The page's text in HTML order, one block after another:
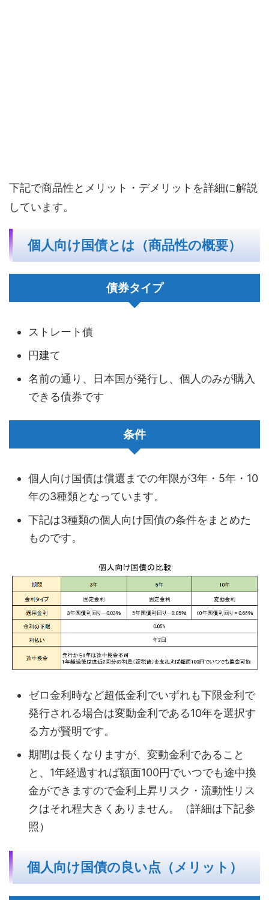
下記で商品性とメリット・デメリットを詳細に解説
しています。
個人向け国債とは（商品性の概要）
債券タイプ
ストレート債
円建て
名前の通り、日本国が発行し、個人のみが購入
できる債券です
条件
個人向け国債は償還までの年限が3年・5年・10
年の3種類となっています。
下記は3種類の個人向け国債の条件をまとめた
ものです。
ゼロ金利時など超低金利でいずれも下限金利で
発行される場合は変動金利である10年を選択す
る方が賢明です。
期間は長くなりますが、変動金利であること
と、1年経過すれば額面100円でいつでも途中換
金ができますので金利上昇リスク・流動性リス
クはそれ程大きくありません。（詳細は下記参
照）
個人向け国債の良い点（メリット）